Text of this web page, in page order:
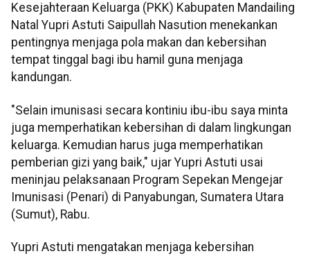
Kesejahteraan Keluarga (PKK) Kabupaten Mandailing
Natal Yupri Astuti Saipullah Nasution menekankan
pentingnya menjaga pola makan dan kebersihan
tempat tinggal bagi ibu hamil guna menjaga
kandungan.
"Selain imunisasi secara kontiniu ibu-ibu saya minta
juga memperhatikan kebersihan di dalam lingkungan
keluarga. Kemudian harus juga memperhatikan
pemberian gizi yang baik," ujar Yupri Astuti usai
meninjau pelaksanaan Program Sepekan Mengejar
Imunisasi (Penari) di Panyabungan, Sumatera Utara
(Sumut), Rabu.
Yupri Astuti mengatakan menjaga kebersihan